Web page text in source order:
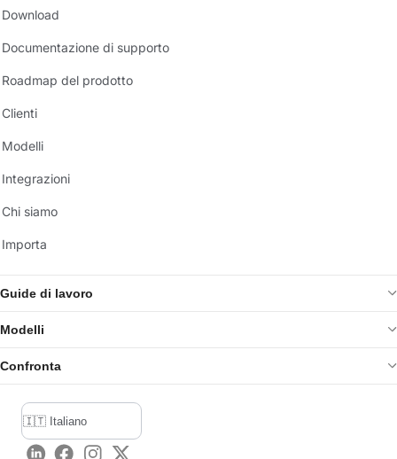
Download
Documentazione di supporto
Roadmap del prodotto
Clienti
Modelli
Integrazioni
Chi siamo
Importa
Guide di lavoro
Modelli
Confronta